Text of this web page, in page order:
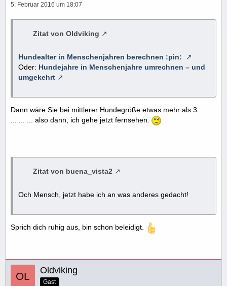
5. Februar 2016 um 18:07
Zitat von Oldviking
Hundealter in Menschenjahren berechnen :pin:
Oder: Hundejahre in Menschenjahre umrechnen – und
umgekehrt
Dann wäre Sie bei mittlerer Hundegröße etwas mehr als 3 ... ...
... ... ... also dann, ich gehe jetzt fernsehen.
Zitat von buena_vista2
Och Mensch, jetzt habe ich an was anderes gedacht!
Sprich dich ruhig aus, bin schon beleidigt.
Oldviking
Gast